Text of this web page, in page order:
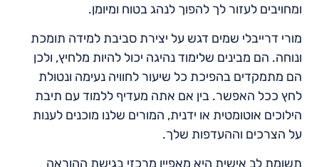
ומחויבים לעזור לך להפוך לנהג בטוח ומיומן.
מורי דרייבלי שמים דגש על יצירת סביבת למידה תומכת
ונוחה. הם מבינים שלימוד נהיגה יכול להיות מלחיץ, ולכן
הם מתמקדים בהפיכת כל שיעור לחוויה נעימה ונטולת
לחץ ככל האפשר. בין אם אתה מעדיף ללמוד עם תיבת
הילוכים אוטומטית או ידנית, המורים שלנו מוכנים לענות
על הצרכים וההעדפות שלך.
תשומת לב אישית היא מאפיין מרכזי בגישת ההוראה